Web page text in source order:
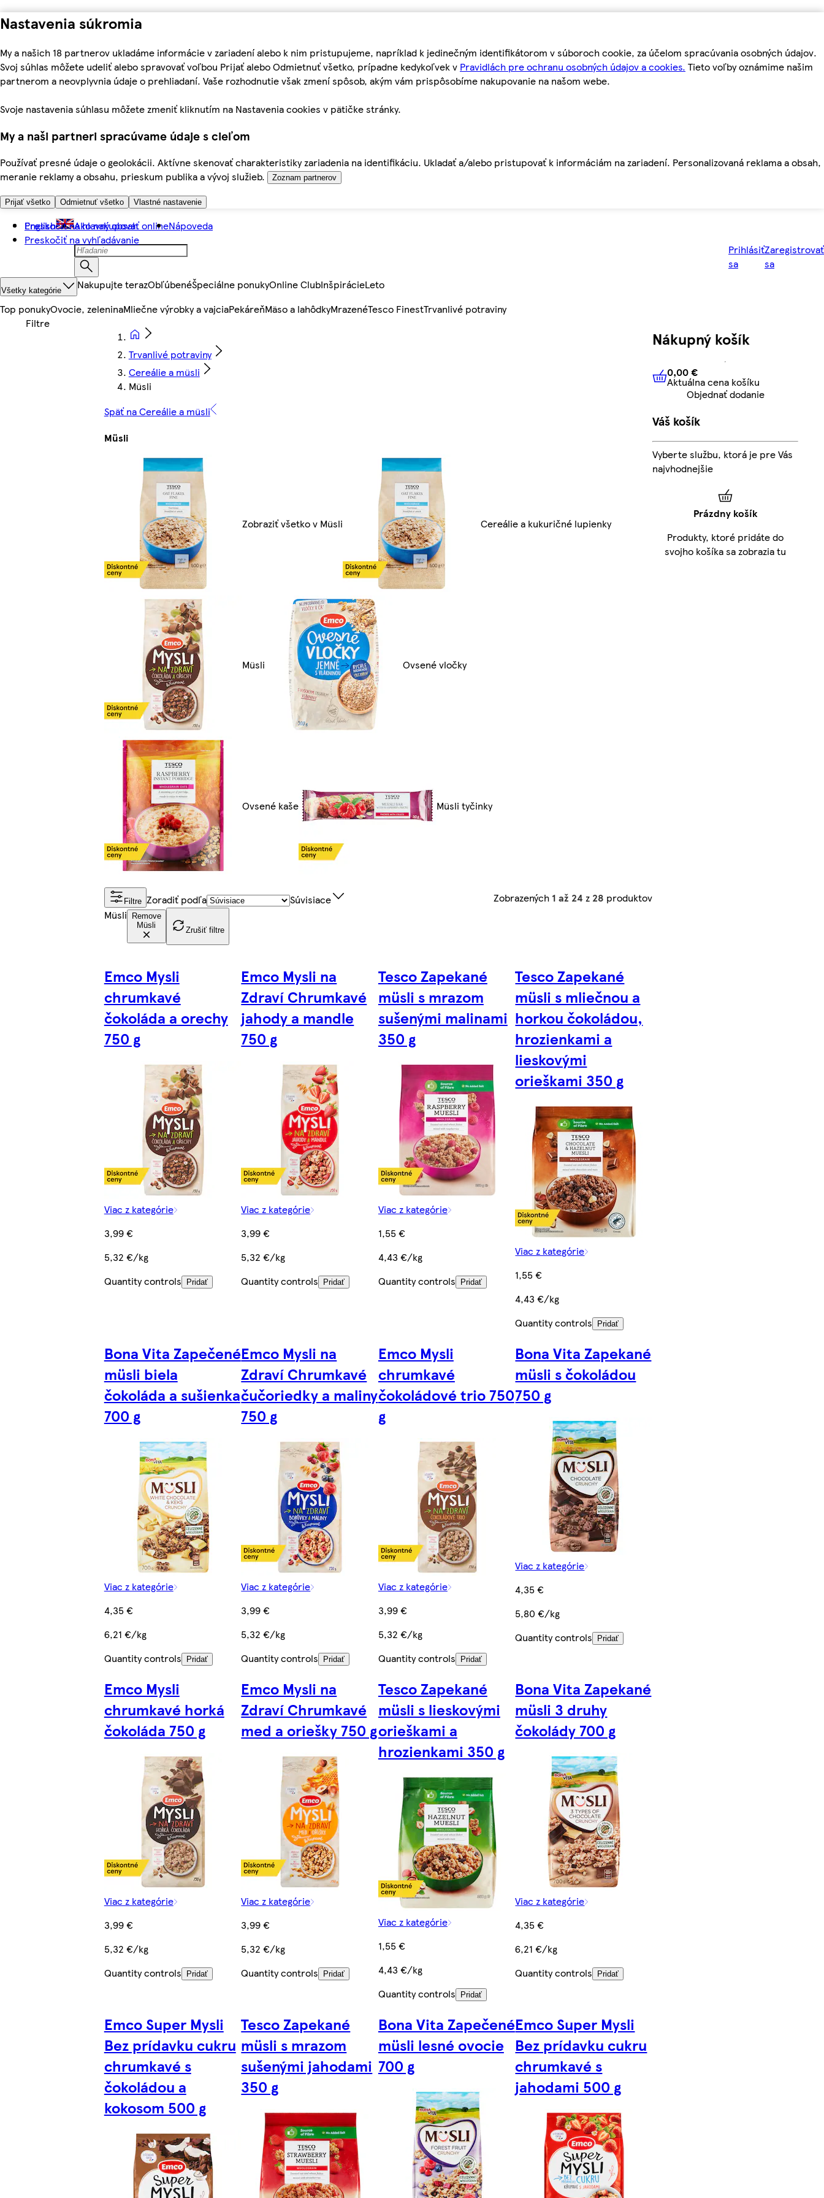
Nastavenia súkromia
My a našich 18 partnerov ukladáme informácie v zariadení alebo k nim pristupujeme, napríklad k jedinečným identifikátorom v súboroch cookie, za účelom spracúvania osobných údajov.
Svoj súhlas môžete udeliť alebo spravovať voľbou Prijať alebo Odmietnuť všetko, prípadne kedykoľvek v Pravidlách pre ochranu osobných údajov a cookies. Tieto voľby oznámime našim
partnerom a neovplyvnia údaje o prehliadaní. Vaše rozhodnutie však zmení spôsob, akým vám prispôsobíme nakupovanie na našom webe.
Svoje nastavenia súhlasu môžete zmeniť kliknutím na Nastavenia cookies v pätičke stránky.
My a naši partneri spracúvame údaje s cieľom
Používať presné údaje o geolokácii. Aktívne skenovať charakteristiky zariadenia na identifikáciu. Ukladať a/alebo pristupovať k informáciám na zariadení. Personalizovaná reklama a obsah,
meranie reklamy a obsahu, prieskum publika a vývoj služieb.
Zoznam partnerov
Prijať všetko Odmietnuť všetko Vlastné nastavenie
Preskočiť na hlavný obsah
Preskočiť na vyhľadávanie
English Ako nakupovať onlineNápoveda
Prihlásiť
sa
Zaregistrovať
sa
Všetky kategórie Nakupujte terazObľúbenéŠpeciálne ponukyOnline ClubInšpirácieLeto
Top ponukyOvocie, zeleninaMliečne výrobky a vajciaPekáreňMäso a lahôdkyMrazenéTesco FinestTrvanlivé potraviny
Trvanlivé potraviny
Cereálie a müsli
Müsli
Späť na Cereálie a müsli
Müsli
Zobraziť všetko v Müsli Cereálie a kukuričné lupienky
Müsli Ovsené vločky
Ovsené kaše Müsli tyčinky
Filtre Zoradiť podľa Súvisiace Zobrazených 1 až 24 z 28 produktov
Müsli
Remove
Müsli
Zrušiť filtre
Emco Mysli
chrumkavé
čokoláda a orechy
750 g
Viac z kategórie
3,99 €
5,32 €/kg
Quantity controls
Pridať
Emco Mysli na
Zdraví Chrumkavé
jahody a mandle
750 g
Viac z kategórie
3,99 €
5,32 €/kg
Quantity controls
Pridať
Tesco Zapekané
müsli s mrazom
sušenými malinami
350 g
Viac z kategórie
1,55 €
4,43 €/kg
Quantity controls
Pridať
Tesco Zapekané
müsli s mliečnou a
horkou čokoládou,
hrozienkami a
lieskovými
orieškami 350 g
Viac z kategórie
1,55 €
4,43 €/kg
Quantity controls
Pridať
Bona Vita Zapečené
müsli biela
čokoláda a sušienka
700 g
Viac z kategórie
4,35 €
6,21 €/kg
Quantity controls
Pridať
Emco Mysli na
Zdraví Chrumkavé
čučoriedky a maliny
750 g
Viac z kategórie
3,99 €
5,32 €/kg
Quantity controls
Pridať
Emco Mysli
chrumkavé
čokoládové trio 750
g
Viac z kategórie
3,99 €
5,32 €/kg
Quantity controls
Pridať
Bona Vita Zapekané
müsli s čokoládou
750 g
Viac z kategórie
4,35 €
5,80 €/kg
Quantity controls
Pridať
Emco Mysli
chrumkavé horká
čokoláda 750 g
Viac z kategórie
3,99 €
5,32 €/kg
Quantity controls
Pridať
Emco Mysli na
Zdraví Chrumkavé
med a oriešky 750 g
Viac z kategórie
3,99 €
5,32 €/kg
Quantity controls Pridať
Tesco Zapekané
müsli s lieskovými
orieškami a
hrozienkami 350 g
Viac z kategórie
1,55 €
4,43 €/kg
Quantity controls
Pridať
Bona Vita Zapekané
müsli 3 druhy
čokolády 700 g
Viac z kategórie
4,35 €
6,21 €/kg
Quantity controls Pridať
Emco Super Mysli
Bez prídavku cukru
chrumkavé s
čokoládou a
kokosom 500 g
Tesco Zapekané
müsli s mrazom
sušenými jahodami
350 g
Bona Vita Zapečené
müsli lesné ovocie
700 g
Emco Super Mysli
Bez prídavku cukru
chrumkavé s
jahodami 500 g
Nákupný košík
0,00 € Aktuálna cena košíku
0,00 €
Aktuálna cena košíku
Objednať dodanie
Váš košík
Vyberte službu, ktorá je pre Vás
najvhodnejšie
Prázdny košík
Produkty, ktoré pridáte do
svojho košíka sa zobrazia tu